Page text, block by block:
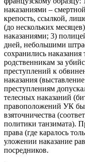
наказаниями –
крепость, ссылкой,
(до нескольких
наказаниями; 3)
дней, небольшими
сохранились
родственникам за
преступлений к
наказания
преступлениям
телесных наказаний
правоположений УК
взяточничества
политики танзимата).
права (где каралось
уложении наказание
посредников.